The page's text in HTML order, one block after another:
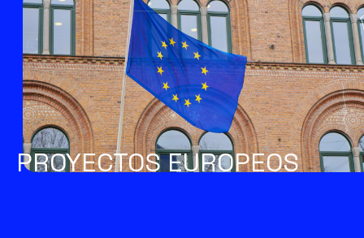
PROYECTOS EUROPEOS